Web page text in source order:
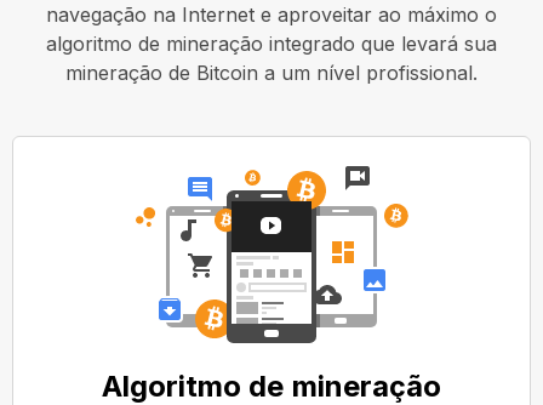
navegação na Internet e aproveitar ao máximo o
algoritmo de mineração integrado que levará sua
mineração de Bitcoin a um nível profissional.
Algoritmo de mineração